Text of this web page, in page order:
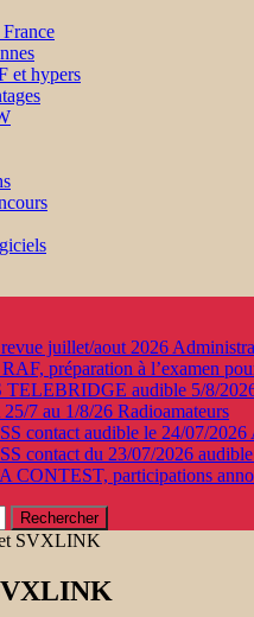
et hypers
juillet/aout 2026
RAF, préparation à l’examen
TELEBRIDGE audible 5/8/
7 au 1/8/26 Radioamateurs
contact audible le 24/07/2026
contact du 23/07/2026
CONTEST, participations
SVXLINK